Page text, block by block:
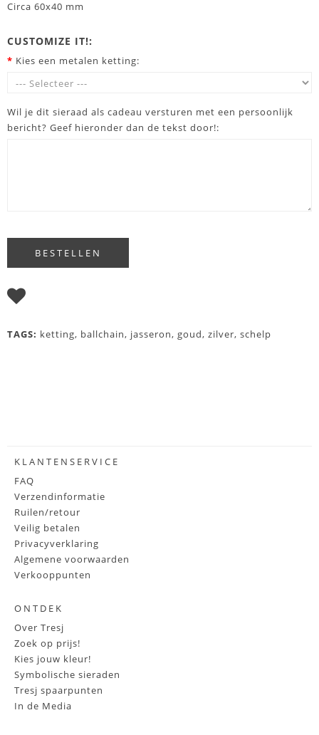
Circa 60x40 mm
CUSTOMIZE IT!:
* Kies een metalen ketting:
Wil je dit sieraad als cadeau versturen met een persoonlijk
bericht? Geef hieronder dan de tekst door!:
TAGS: ketting, ballchain, jasseron, goud, zilver, schelp
KLANTENSERVICE
FAQ
Verzendinformatie
Ruilen/retour
Veilig betalen
Privacyverklaring
Algemene voorwaarden
Verkooppunten
ONTDEK
Over Tresj
Zoek op prijs!
Kies jouw kleur!
Symbolische sieraden
Tresj spaarpunten
In de Media